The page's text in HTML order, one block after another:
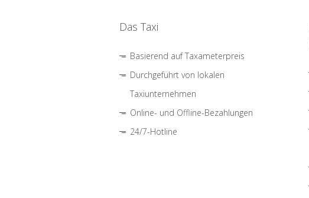
Das Taxi
Basierend auf Taxameterpreis
Durchgeführt von lokalen
Taxiunternehmen
Online- und Offline-Bezahlungen
24/7-Hotline